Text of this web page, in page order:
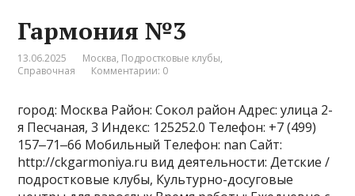
Гармония №3
13.06.2025 Москва, Подростковые клубы,
Справочная
Комментарии: 0
город: Москва Район: Сокол район Адрес: улица 2-
я Песчаная, 3 Индекс: 125252.0 Телефон: +7 (499)
157‒71‒66 Мобильный Телефон: nan Сайт:
http://ckgarmoniya.ru вид деятельности: Детские /
подростковые клубы, Культурно-досуговые